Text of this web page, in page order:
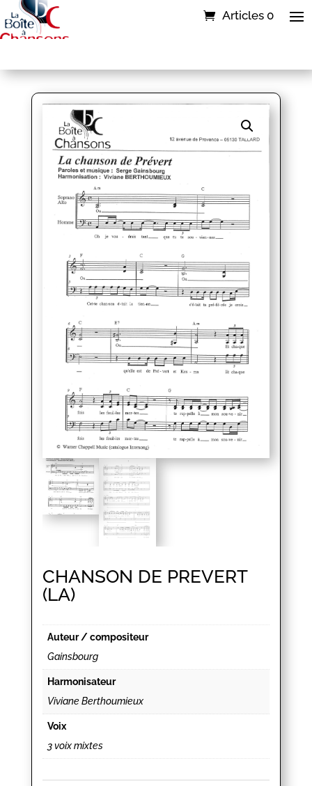
Articles 0
CHANSON DE PREVERT
(LA)
Auteur / compositeur
Gainsbourg
Harmonisateur
Viviane Berthoumieux
Voix
3 voix mixtes